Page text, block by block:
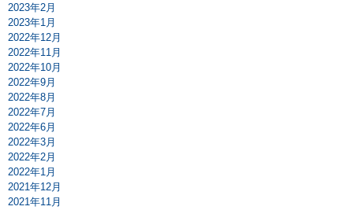
2023年2月
2023年1月
2022年12月
2022年11月
2022年10月
2022年9月
2022年8月
2022年7月
2022年6月
2022年3月
2022年2月
2022年1月
2021年12月
2021年11月